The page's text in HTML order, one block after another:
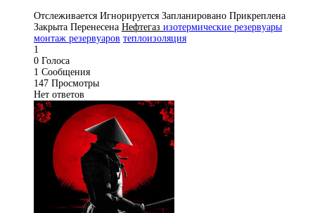
Отслеживается Игнорируется Запланировано Прикреплена
Закрыта Перенесена Нефтегаз изотермические резервуары
монтаж резервуаров теплоизоляция
1
0 Голоса
1 Сообщения
147 Просмотры
Нет ответов